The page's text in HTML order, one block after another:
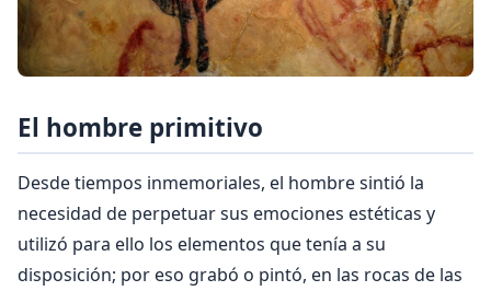
El hombre primitivo
Desde tiempos inmemoriales, el hombre sintió la
necesidad de perpetuar sus emo­ciones estéticas y
utilizó para ello los ele­mentos que tenía a su
disposición; por eso grabó o pintó, en las rocas de las